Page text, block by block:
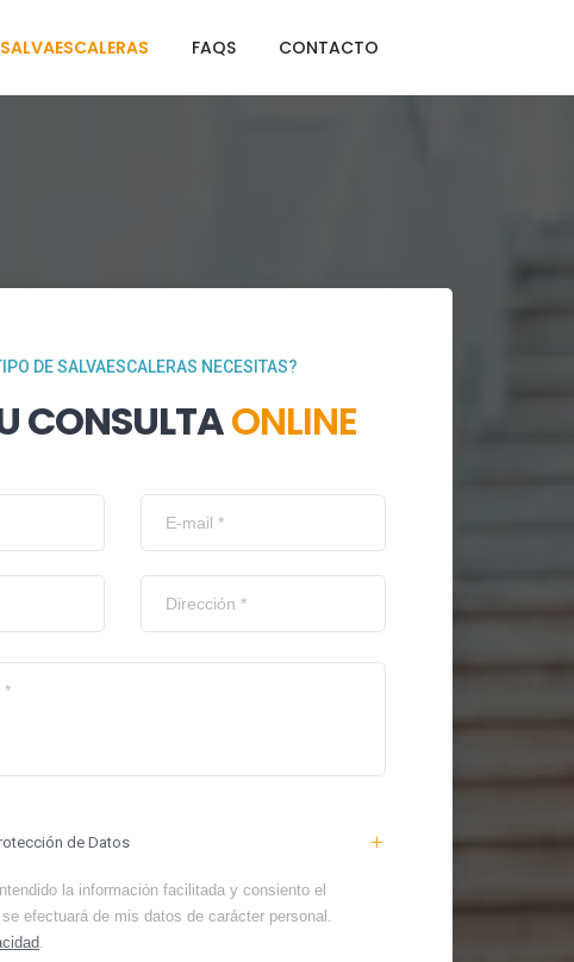
FAQS CONTACTO
DE SALVAESCALERAS NECESITAS?
CONSULTAONLINE
de Datos
la información facilitada y consiento el
efectuará de mis datos de carácter personal.
.